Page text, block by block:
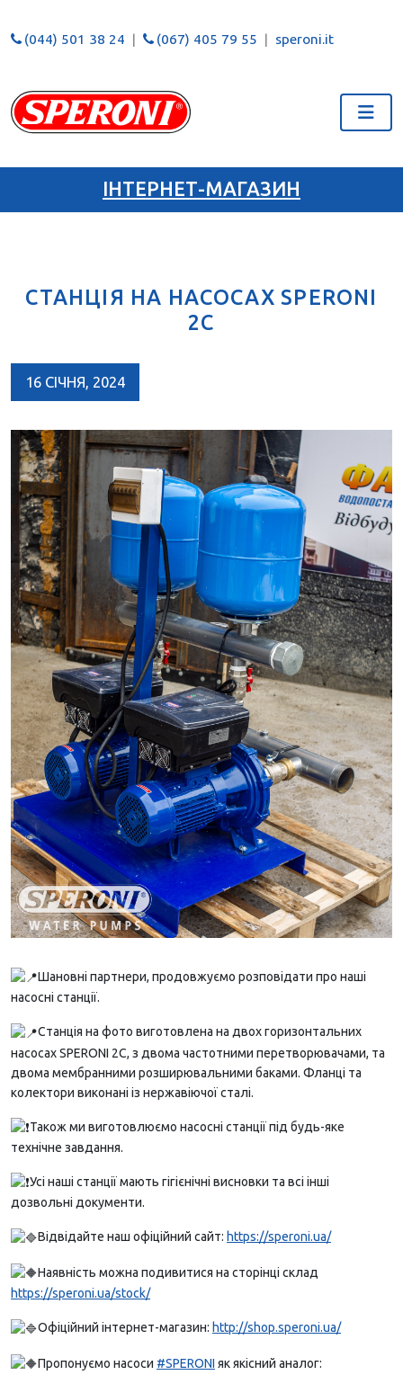
(044) 501 38 24 (067) 405 79 55 speroni.it
ІНТЕРНЕТ-МАГАЗИН
СТАНЦІЯ НА НАСОСАХ SPERONI
2С
16 СІЧНЯ, 2024
Шановні партнери, продовжуємо розповідати про наші
насосні станції.
Станція на фото виготовлена на двох горизонтальних
насосах SPERONI 2С, з двома частотними перетворювачами, та
двома мембранними розширювальними баками. Фланці та
колектори виконані із нержавіючої сталі.
Також ми виготовлюємо насосні станції під будь-яке
технічне завдання.
Усі наші станції мають гігієнічні висновки та всі інші
дозвольні документи.
Відвідайте наш офіційний сайт: https://speroni.ua/
Наявність можна подивитися на сторінці склад
https://speroni.ua/stock/
Офіційний інтернет-магазин: http://shop.speroni.ua/
Пропонуємо насоси #SPERONI як якісний аналог: